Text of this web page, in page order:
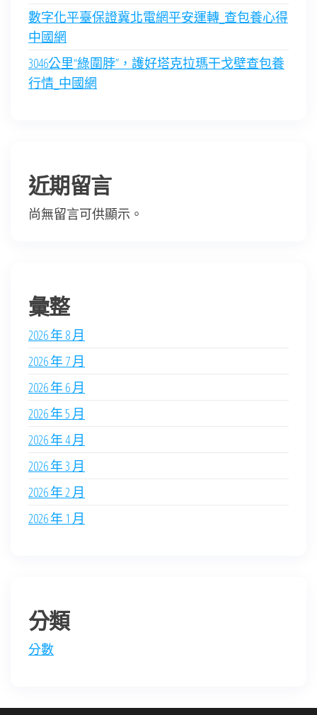
數字化平臺保證冀北電網平安運轉_查包養心得
中國網
3046公里“綠圍脖”，護好塔克拉瑪干戈壁查包養
行情_中國網
近期留言
尚無留言可供顯示。
彙整
2026 年 8 月
2026 年 7 月
2026 年 6 月
2026 年 5 月
2026 年 4 月
2026 年 3 月
2026 年 2 月
2026 年 1 月
分類
分數